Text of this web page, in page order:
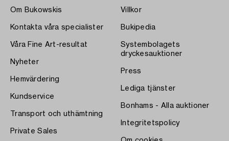
Om Bukowskis
Kontakta våra specialister
Våra Fine Art-resultat
Nyheter
Hemvärdering
Kundservice
Transport och uthämtning
Private Sales
Villkor
Bukipedia
Systembolagets
dryckesauktioner
Press
Lediga tjänster
Bonhams - Alla auktioner
Integritetspolicy